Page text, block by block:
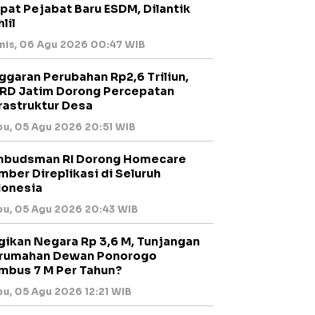
Pejabat Baru ESDM, Dilantik
06 Agu 2026 00:47 WIB
Perubahan Rp2,6 Triliun,
Jatim Dorong Percepatan
Desa
05 Agu 2026 20:51 WIB
RI Dorong Homecare
Direplikasi di Seluruh
05 Agu 2026 20:43 WIB
Negara Rp 3,6 M, Tunjangan
Dewan Ponorogo
7 M Per Tahun?
05 Agu 2026 12:21 WIB